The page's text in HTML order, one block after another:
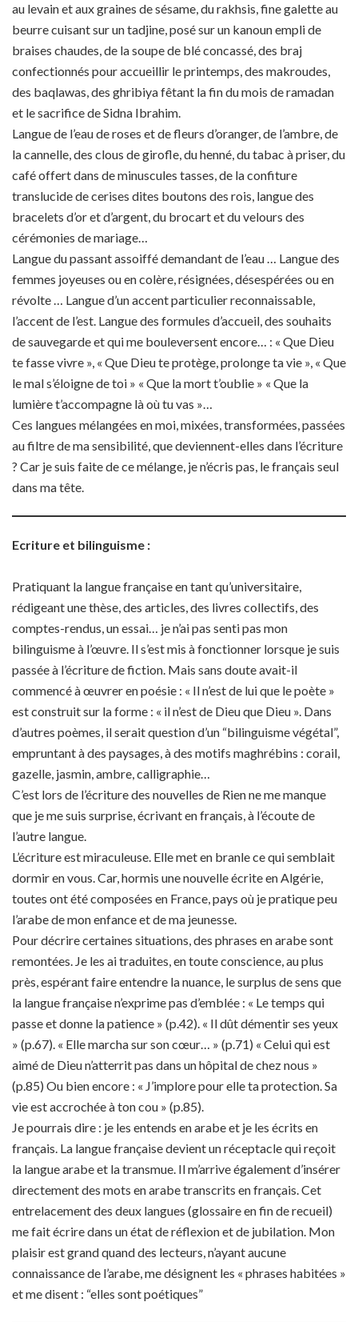
au levain et aux graines de sésame, du rakhsis, fine galette au
beurre cuisant sur un tadjine, posé sur un kanoun empli de
braises chaudes, de la soupe de blé concassé, des braj
confectionnés pour accueillir le printemps, des makroudes,
des baqlawas, des ghribiya fêtant la fin du mois de ramadan
et le sacrifice de Sidna Ibrahim.
Langue de l’eau de roses et de fleurs d’oranger, de l’ambre, de
la cannelle, des clous de girofle, du henné, du tabac à priser, du
café offert dans de minuscules tasses, de la confiture
translucide de cerises dites boutons des rois, langue des
bracelets d’or et d’argent, du brocart et du velours des
cérémonies de mariage…
Langue du passant assoiffé demandant de l’eau … Langue des
femmes joyeuses ou en colère, résignées, désespérées ou en
révolte … Langue d’un accent particulier reconnaissable,
l’accent de l’est. Langue des formules d’accueil, des souhaits
de sauvegarde et qui me bouleversent encore… : « Que Dieu
te fasse vivre », « Que Dieu te protège, prolonge ta vie », « Que
le mal s’éloigne de toi » « Que la mort t’oublie » « Que la
lumière t’accompagne là où tu vas »…
Ces langues mélangées en moi, mixées, transformées, passées
au filtre de ma sensibilité, que deviennent-elles dans l’écriture
? Car je suis faite de ce mélange, je n’écris pas, le français seul
dans ma tête.
Ecriture et bilinguisme :
Pratiquant la langue française en tant qu’universitaire,
rédigeant une thèse, des articles, des livres collectifs, des
comptes-rendus, un essai… je n’ai pas senti pas mon
bilinguisme à l’œuvre. Il s’est mis à fonctionner lorsque je suis
passée à l’écriture de fiction. Mais sans doute avait-il
commencé à œuvrer en poésie : « Il n’est de lui que le poète »
est construit sur la forme : « il n’est de Dieu que Dieu ». Dans
d’autres poèmes, il serait question d’un “bilinguisme végétal”,
empruntant à des paysages, à des motifs maghrébins : corail,
gazelle, jasmin, ambre, calligraphie…
C’est lors de l’écriture des nouvelles de Rien ne me manque
que je me suis surprise, écrivant en français, à l’écoute de
l’autre langue.
L’écriture est miraculeuse. Elle met en branle ce qui semblait
dormir en vous. Car, hormis une nouvelle écrite en Algérie,
toutes ont été composées en France, pays où je pratique peu
l’arabe de mon enfance et de ma jeunesse.
Pour décrire certaines situations, des phrases en arabe sont
remontées. Je les ai traduites, en toute conscience, au plus
près, espérant faire entendre la nuance, le surplus de sens que
la langue française n’exprime pas d’emblée : « Le temps qui
passe et donne la patience » (p.42). « Il dût démentir ses yeux
» (p.67). « Elle marcha sur son cœur… » (p.71) « Celui qui est
aimé de Dieu n’atterrit pas dans un hôpital de chez nous »
(p.85) Ou bien encore : « J’implore pour elle ta protection. Sa
vie est accrochée à ton cou » (p.85).
Je pourrais dire : je les entends en arabe et je les écrits en
français. La langue française devient un réceptacle qui reçoit
la langue arabe et la transmue. Il m’arrive également d’insérer
directement des mots en arabe transcrits en français. Cet
entrelacement des deux langues (glossaire en fin de recueil)
me fait écrire dans un état de réflexion et de jubilation. Mon
plaisir est grand quand des lecteurs, n’ayant aucune
connaissance de l’arabe, me désignent les « phrases habitées »
et me disent : “elles sont poétiques”